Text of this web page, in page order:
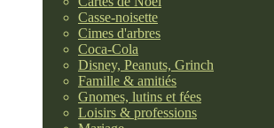
Casse-noisette
Cimes d'arbres
Coca-Cola
Disney, Peanuts, Grinch
Famille & amitiés
Gnomes, lutins et fées
Loisirs & professions